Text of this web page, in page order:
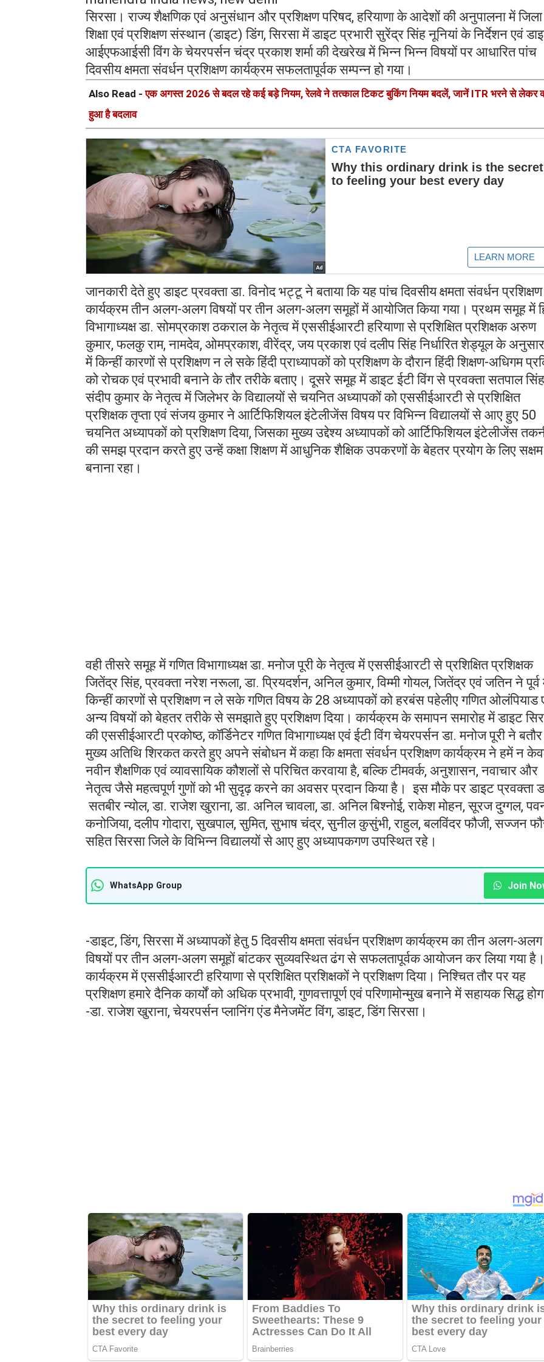
सिरसा। राज्य शैक्षणिक एवं अनुसंधान और प्रशिक्षण परिषद, हरियाणा के आदेशों की अनुपालना में जिला
शिक्षा एवं प्रशिक्षण संस्थान (डाइट) डिंग, सिरसा में डाइट प्रभारी सुरेंद्र सिंह नूनियां के निर्देशन एवं
आईएफआईसी विंग के चेयरपर्सन चंद्र प्रकाश शर्मा की देखरेख में भिन्न भिन्न विषयों पर आधारित पांच
दिवसीय क्षमता संवर्धन प्रशिक्षण कार्यक्रम सफलतापूर्वक सम्पन्न हो गया।
Also Read -एक अगस्त 2026 से बदल रहे कई बड़े नियम, रेलवे ने तत्काल टिकट बुकिंग नियम बदलें, जानें ITR भरने से लेकर
हुआ है बदलाव
जानकारी देते हुए डाइट प्रवक्ता डा. विनोद भट्टू ने बताया कि यह पांच दिवसीय क्षमता संवर्धन प्रशिक्षण
कार्यक्रम तीन अलग-अलग विषयों पर तीन अलग-अलग समूहों में आयोजित किया गया। प्रथम समूह में
विभागाध्यक्ष डा. सोमप्रकाश ठकराल के नेतृत्व में एससीईआरटी हरियाणा से प्रशिक्षित प्रशिक्षक अरुण
कुमार, फलकु राम, नामदेव, ओमप्रकाश, वीरेंद्र, जय प्रकाश एवं दलीप सिंह निर्धारित शेड्यूल के अनुसार
में किन्हीं कारणों से प्रशिक्षण न ले सके हिंदी प्राध्यापकों को प्रशिक्षण के दौरान हिंदी शिक्षण-अधिगम
को रोचक एवं प्रभावी बनाने के तौर तरीके बताए। दूसरे समूह में डाइट ईटी विंग से प्रवक्ता सतपाल
संदीप कुमार के नेतृत्व में जिलेभर के विद्यालयों से चयनित अध्यापकों को एससीईआरटी से प्रशिक्षित
प्रशिक्षक तृप्ता एवं संजय कुमार ने आर्टिफिशियल इंटेलीजेंस विषय पर विभिन्न विद्यालयों से आए हुए 50
चयनित अध्यापकों को प्रशिक्षण दिया, जिसका मुख्य उद्देश्य अध्यापकों को आर्टिफिशियल इंटेलीजेंस
की समझ प्रदान करते हुए उन्हें कक्षा शिक्षण में आधुनिक शैक्षिक उपकरणों के बेहतर प्रयोग के लिए सक्षम
बनाना रहा।
वही तीसरे समूह में गणित विभागाध्यक्ष डा. मनोज पूरी के नेतृत्व में एससीईआरटी से प्रशिक्षित प्रशिक्षक
जितेंद्र सिंह, प्रवक्ता नरेश नरूला, डा. प्रियदर्शन, अनिल कुमार, विम्मी गोयल, जितेंद्र एवं जतिन ने पूर्व
किन्हीं कारणों से प्रशिक्षण न ले सके गणित विषय के 28 अध्यापकों को हरबंस पहेलीए गणित ओलंपियाड
अन्य विषयों को बेहतर तरीके से समझाते हुए प्रशिक्षण दिया। कार्यक्रम के समापन समारोह में डाइट
की एससीईआरटी प्रकोष्ठ, कॉर्डिनेटर गणित विभागाध्यक्ष एवं ईटी विंग चेयरपर्सन डा. मनोज पूरी ने बतौर
मुख्य अतिथि शिरकत करते हुए अपने संबोधन में कहा कि क्षमता संवर्धन प्रशिक्षण कार्यक्रम ने हमें न
नवीन शैक्षणिक एवं व्यावसायिक कौशलों से परिचित करवाया है, बल्कि टीमवर्क, अनुशासन, नवाचार और
नेतृत्व जैसे महत्वपूर्ण गुणों को भी सुदृढ़ करने का अवसर प्रदान किया है। इस मौके पर डाइट प्रवक्ता
सतबीर न्योल, डा. राजेश खुराना, डा. अनिल चावला, डा. अनिल बिश्नोई, राकेश मोहन, सूरज दुग्गल,
कनोजिया, दलीप गोदारा, सुखपाल, सुमित, सुभाष चंद्र, सुनील कुसुंभी, राहुल, बलविंदर फौजी, सज्जन
सहित सिरसा जिले के विभिन्न विद्यालयों से आए हुए अध्यापकगण उपस्थित रहे।
WhatsApp Group Join
-डाइट, डिंग, सिरसा में अध्यापकों हेतु 5 दिवसीय क्षमता संवर्धन प्रशिक्षण कार्यक्रम का तीन अलग-अलग
विषयों पर तीन अलग-अलग समूहों बांटकर सुव्यवस्थित ढंग से सफलतापूर्वक आयोजन कर लिया गया
कार्यक्रम में एससीईआरटी हरियाणा से प्रशिक्षित प्रशिक्षकों ने प्रशिक्षण दिया। निश्चित तौर पर यह
प्रशिक्षण हमारे दैनिक कार्यों को अधिक प्रभावी, गुणवत्तापूर्ण एवं परिणामोन्मुख बनाने में सहायक सिद्ध
-डा. राजेश खुराना, चेयरपर्सन प्लानिंग एंड मैनेजमेंट विंग, डाइट, डिंग सिरसा।